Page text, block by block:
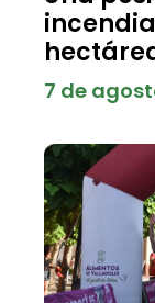
7 de